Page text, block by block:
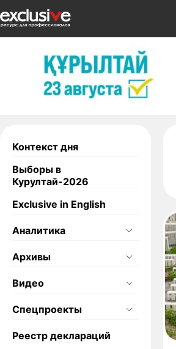
Контекст дня
Выборы в
Курултай-2026
Exclusive in English
Аналитика
Архивы
Видео
Спецпроекты
Реестр деклараций